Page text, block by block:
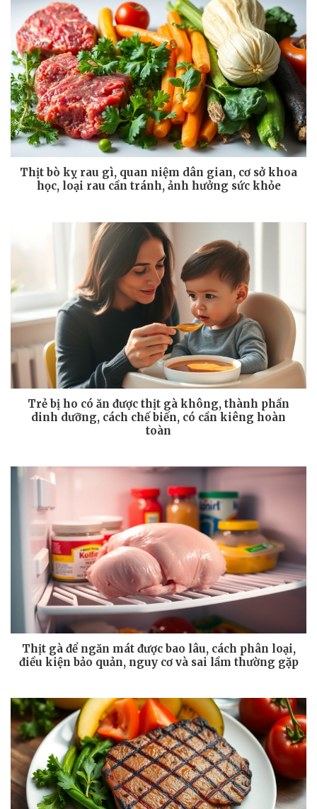
Thịt bò kỵ rau gì, quan niệm dân gian, cơ sở khoa
học, loại rau cần tránh, ảnh hưởng sức khỏe
Trẻ bị ho có ăn được thịt gà không, thành phần
dinh dưỡng, cách chế biến, có cần kiêng hoàn
toàn
Thịt gà để ngăn mát được bao lâu, cách phân loại,
điều kiện bảo quản, nguy cơ và sai lầm thường gặp